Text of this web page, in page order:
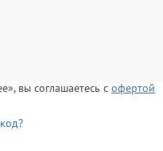
вы соглашаетесь с офертой